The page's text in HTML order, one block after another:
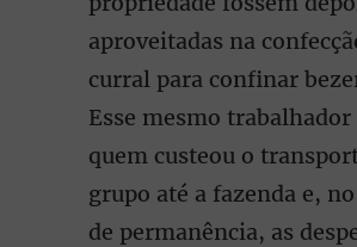
aproveitadas na
curral para confinar
Esse mesmo
quem custeou o
grupo até a fazenda e,
de permanência, as